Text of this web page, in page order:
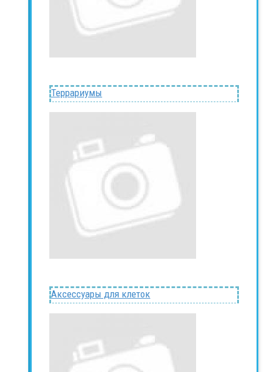
Террариумы
Аксессуары для клеток